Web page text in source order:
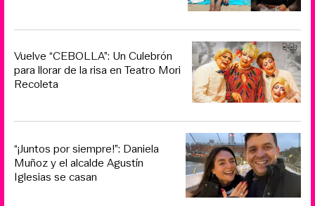
Vuelve “CEBOLLA”: Un Culebrón
para llorar de la risa en Teatro Mori
Recoleta
“¡Juntos por siempre!”: Daniela
Muñoz y el alcalde Agustín
Iglesias se casan